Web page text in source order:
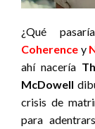
¿Qué
Coherence y
ahí nacería
McDowell
crisis de
para